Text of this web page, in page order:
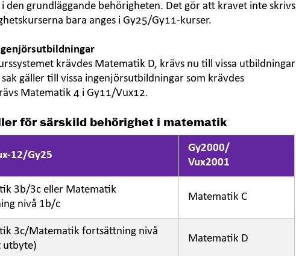
den grundläggande behörigheten. Det gör att kravet inte skrivs
bara anges i Gy25/Gy11-kurser.
krävdes Matematik D, krävs nu till vissa utbildningar
gäller till vissa ingenjörsutbildningar som krävdes
Matematik 4 i Gy11/Vux12.
för särskild behörighet i matematik
12/Gy25
Gy2000/
Vux2001
3b/3c eller Matematik
nivå 1b/c
Matematik C
3c/Matematik fortsättning nivå
utbyte)
Matematik D